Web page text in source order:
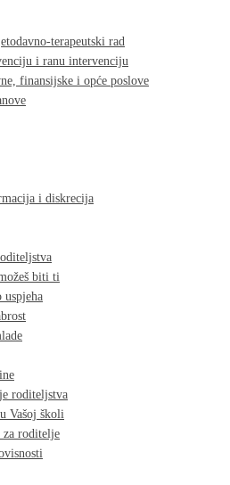
terapeutski rad
i ranu intervenciju
finansijske i opće poslove
i diskrecija
biti ti
uspjeha
roditeljstva
Vašoj školi
za roditelje